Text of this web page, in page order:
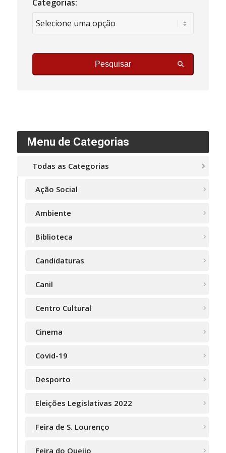
Categorias:
Pesquisar
Menu de Categorias
Todas as Categorias
Ação Social
Ambiente
Biblioteca
Candidaturas
Canil
Centro Cultural
Cinema
Covid-19
Desporto
Eleições Legislativas 2022
Feira de S. Lourenço
Feira do Queijo